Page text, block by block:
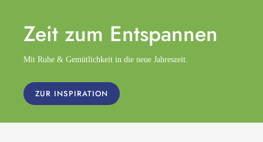
Zeit zum Entspannen
Mit Ruhe & Gemütlichkeit in die neue Jahreszeit.
ZUR INSPIRATION